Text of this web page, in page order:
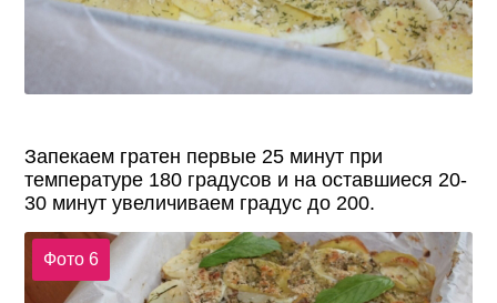
Запекаем гратен первые 25 минут при
температуре 180 градусов и на оставшиеся 20-
30 минут увеличиваем градус до 200.
Фото 6